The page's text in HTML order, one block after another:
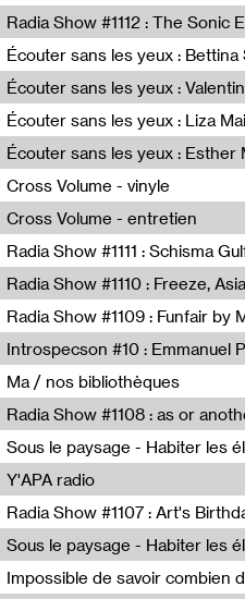
Feriel Boushaki
Écouter sans les yeux : Bettina
Bettina Samson
Écouter sans les yeux :
Valentine Branca
Liza Maignan,Elodie Lecat
Esther Meunier Corfdyr
Cross Volume - vinyle
Cross Volume - entretien
Resonance
Radio WORM
Jet FM
Introspecson #10 : Emmanuel
Pierre Henry,Emmanuel Parent
Ma / nos bibliothèques
Radio Zero
Nastassja Martin
Y'APA radio
Pierrick Mouton
Radio Helsinki
Nastassja Martin